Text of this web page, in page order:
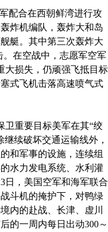
配合在西朝鲜湾进行攻
炸机编队，轰炸大和岛
艇。其中第三次轰炸大
在空战中，志愿军空军
大损失，仍顽强飞抵目标
式飞机击落高速喷气式
重要目标美军在其“绞
续破坏交通运输线外，
和军事的设施，连续组
水力发电系统、水利灌
日，美国空军和海军联合
斗机的掩护下，对鸭绿
内的赴战、长津、虚川
的一周内每日出动300～